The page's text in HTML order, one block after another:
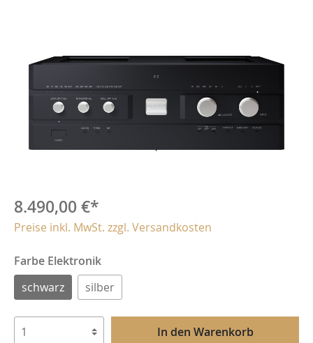
8.490,00 €*
Preise inkl. MwSt. zzgl. Versandkosten
Farbe Elektronik
schwarz
silber
In den Warenkorb